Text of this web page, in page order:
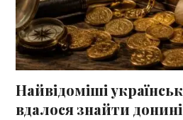
Найвідоміші
вдалося знайти донині